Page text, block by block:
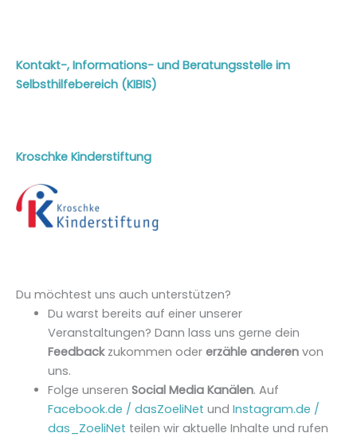
Kontakt-, Informations- und Beratungsstelle im
Selbsthilfebereich (KIBIS)
Kroschke Kinderstiftung
Du möchtest uns auch unterstützen?
Du warst bereits auf einer unserer
Veranstaltungen? Dann lass uns gerne dein
Feedback zukommen oder erzähle anderen von
uns.
Folge unseren Social Media Kanälen. Auf
Facebook.de / dasZoeliNet und Instagram.de /
das_ZoeliNet teilen wir aktuelle Inhalte und rufen